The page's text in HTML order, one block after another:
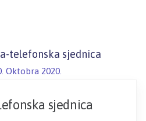
telefonska sjednica
Oktobra 2020.
sjednica